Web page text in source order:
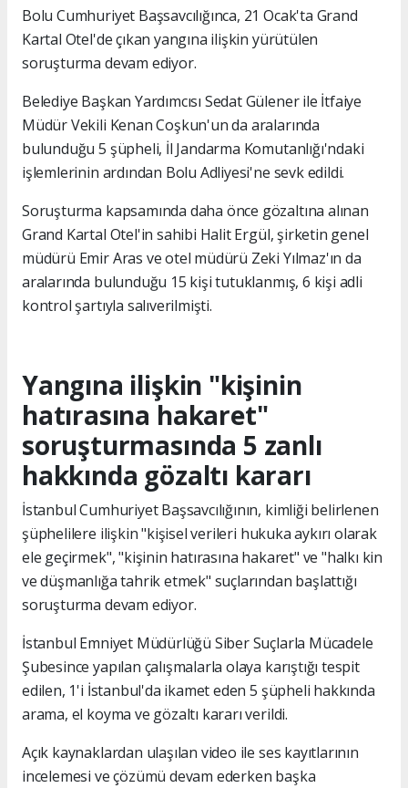
Bolu Cumhuriyet Başsavcılığınca, 21 Ocak'ta Grand
Kartal Otel'de çıkan yangına ilişkin yürütülen
soruşturma devam ediyor.
Belediye Başkan Yardımcısı Sedat Gülener ile İtfaiye
Müdür Vekili Kenan Coşkun'un da aralarında
bulunduğu 5 şüpheli, İl Jandarma Komutanlığı'ndaki
işlemlerinin ardından Bolu Adliyesi'ne sevk edildi.
Soruşturma kapsamında daha önce gözaltına alınan
Grand Kartal Otel'in sahibi Halit Ergül, şirketin genel
müdürü Emir Aras ve otel müdürü Zeki Yılmaz'ın da
aralarında bulunduğu 15 kişi tutuklanmış, 6 kişi adli
kontrol şartıyla salıverilmişti.
Yangına ilişkin "kişinin
hatırasına hakaret"
soruşturmasında 5 zanlı
hakkında gözaltı kararı
İstanbul Cumhuriyet Başsavcılığının, kimliği belirlenen
şüphelilere ilişkin "kişisel verileri hukuka aykırı olarak
ele geçirmek", "kişinin hatırasına hakaret" ve "halkı kin
ve düşmanlığa tahrik etmek" suçlarından başlattığı
soruşturma devam ediyor.
İstanbul Emniyet Müdürlüğü Siber Suçlarla Mücadele
Şubesince yapılan çalışmalarla olaya karıştığı tespit
edilen, 1'i İstanbul'da ikamet eden 5 şüpheli hakkında
arama, el koyma ve gözaltı kararı verildi.
Açık kaynaklardan ulaşılan video ile ses kayıtlarının
incelemesi ve çözümü devam ederken başka